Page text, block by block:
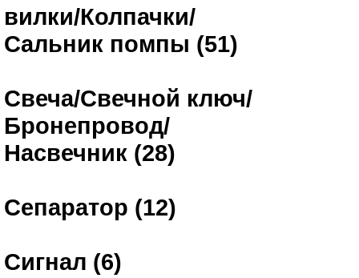
вилки/Колпачки/
Сальник помпы (51)
Свеча/Свечной ключ/
Бронепровод/
Насвечник (28)
Сепаратор (12)
Сигнал (6)